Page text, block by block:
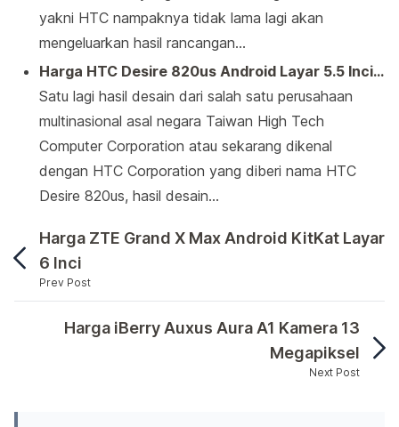
yakni HTC nampaknya tidak lama lagi akan
mengeluarkan hasil rancangan…
Harga HTC Desire 820us Android Layar 5.5 Inci…
Satu lagi hasil desain dari salah satu perusahaan
multinasional asal negara Taiwan High Tech
Computer Corporation atau sekarang dikenal
dengan HTC Corporation yang diberi nama HTC
Desire 820us, hasil desain…
Harga ZTE Grand X Max Android KitKat Layar
6 Inci
Prev Post
HTC yang merupakan perusahaan multinasional
Harga iBerry Auxus Aura A1 Kamera 13
Megapiksel
Next Post